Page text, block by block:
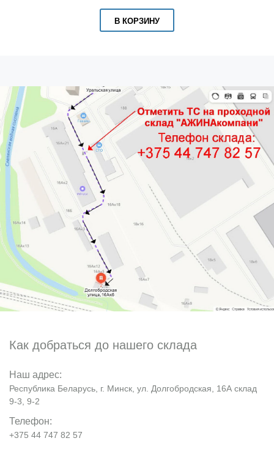
В КОРЗИНУ
Как добраться до нашего склада
Наш адрес:
Республика Беларусь, г. Минск, ул. Долгобродская, 16А склад
9-3, 9-2
Телефон:
+375 44 747 82 57